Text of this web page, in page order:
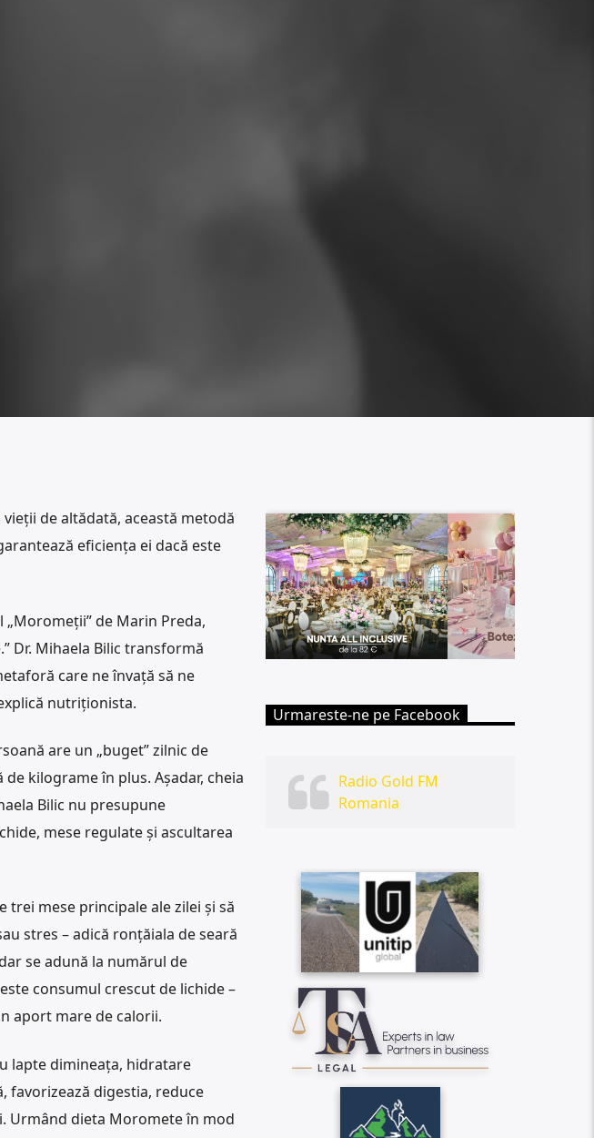
de altădată, această metodă
eficiența ei dacă este
de Marin Preda,
Dr. Mihaela Bilic transformă
care ne învață să ne
nutriționista.
are un „buget” zilnic de
kilograme în plus. Așadar, cheia
Bilic nu presupune
mese regulate și ascultarea
trei mese principale ale zilei și să
stres – adică ronțăiala de seară
se adună la numărul de
consumul crescut de lichide –
aport mare de calorii.
lapte dimineața, hidratare
favorizează digestia, reduce
Urmând dieta Moromete în mod
Urmareste-ne pe Facebook
Radio Gold FM
Romania